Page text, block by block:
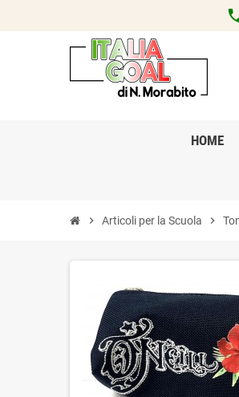
HOME
chevron_right Articoli per la Scuola chevron_right